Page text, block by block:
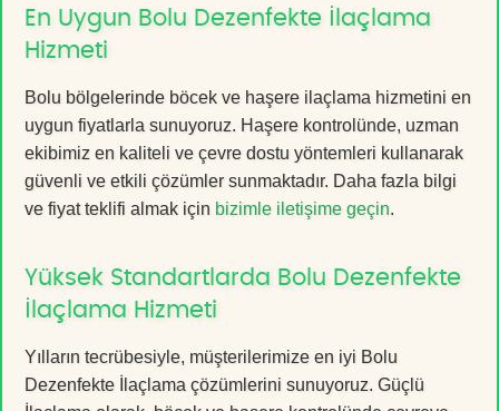
En Uygun Bolu Dezenfekte İlaçlama
Hizmeti
Bolu bölgelerinde böcek ve haşere ilaçlama hizmetini en
uygun fiyatlarla sunuyoruz. Haşere kontrolünde, uzman
ekibimiz en kaliteli ve çevre dostu yöntemleri kullanarak
güvenli ve etkili çözümler sunmaktadır. Daha fazla bilgi
ve fiyat teklifi almak için bizimle iletişime geçin.
Yüksek Standartlarda Bolu Dezenfekte
İlaçlama Hizmeti
Yılların tecrübesiyle, müşterilerimize en iyi Bolu
Dezenfekte İlaçlama çözümlerini sunuyoruz. Güçlü